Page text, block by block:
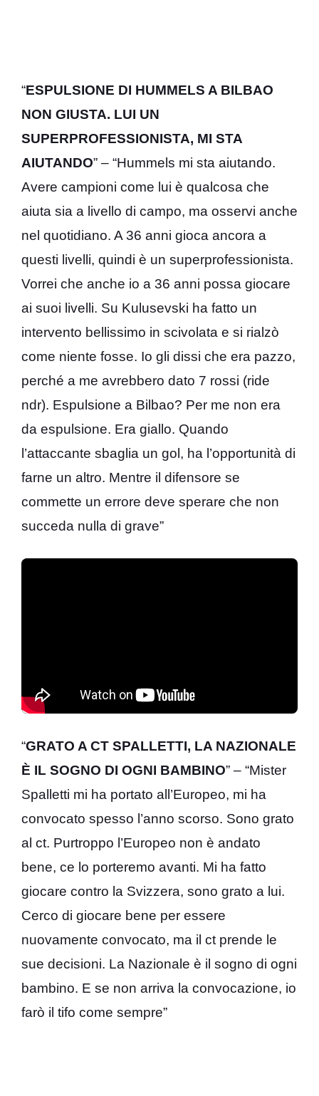
“ESPULSIONE DI HUMMELS A BILBAO
NON GIUSTA. LUI UN
SUPERPROFESSIONISTA, MI STA
AIUTANDO” – “Hummels mi sta aiutando.
Avere campioni come lui è qualcosa che
aiuta sia a livello di campo, ma osservi anche
nel quotidiano. A 36 anni gioca ancora a
questi livelli, quindi è un superprofessionista.
Vorrei che anche io a 36 anni possa giocare
ai suoi livelli. Su Kulusevski ha fatto un
intervento bellissimo in scivolata e si rialzò
come niente fosse. Io gli dissi che era pazzo,
perché a me avrebbero dato 7 rossi (ride
ndr). Espulsione a Bilbao? Per me non era
da espulsione. Era giallo. Quando
l’attaccante sbaglia un gol, ha l’opportunità di
farne un altro. Mentre il difensore se
commette un errore deve sperare che non
succeda nulla di grave”
“GRATO A CT SPALLETTI, LA NAZIONALE
È IL SOGNO DI OGNI BAMBINO” – “Mister
Spalletti mi ha portato all’Europeo, mi ha
convocato spesso l’anno scorso. Sono grato
al ct. Purtroppo l’Europeo non è andato
bene, ce lo porteremo avanti. Mi ha fatto
giocare contro la Svizzera, sono grato a lui.
Cerco di giocare bene per essere
nuovamente convocato, ma il ct prende le
sue decisioni. La Nazionale è il sogno di ogni
bambino. E se non arriva la convocazione, io
farò il tifo come sempre”